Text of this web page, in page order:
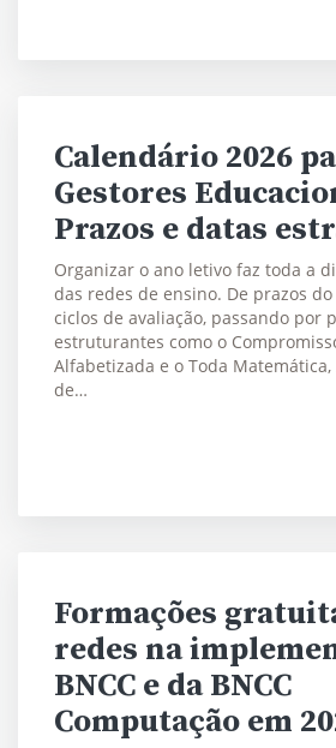
Calendário 2026
Gestores
Prazos e datas
Organizar o ano letivo faz toda a
das redes de ensino. De prazos do
ciclos de avaliação, passando por
estruturantes como o
Alfabetizada e o Toda
de…
Formações
redes na
BNCC e da BNCC
Computação em